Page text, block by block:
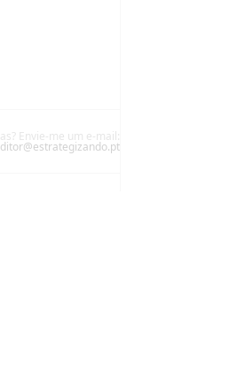
Envie-me um e-mail: